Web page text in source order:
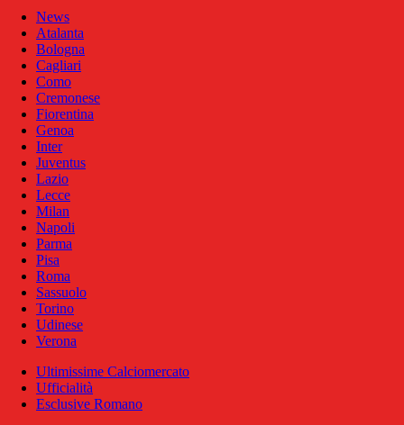
News
Atalanta
Bologna
Cagliari
Como
Cremonese
Fiorentina
Genoa
Inter
Juventus
Lazio
Lecce
Milan
Napoli
Parma
Pisa
Roma
Sassuolo
Torino
Udinese
Verona
Ultimissime Calciomercato
Ufficialità
Esclusive Romano